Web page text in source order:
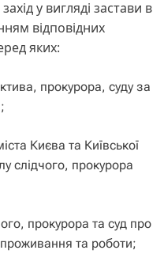
у вигляді застави в
відповідних
яких:
прокурора, суду за
Києва та Київської
слідчого, прокурора
прокурора та суд про
та роботи;